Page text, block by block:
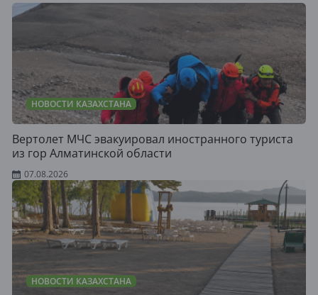
НОВОСТИ КАЗАХСТАНА
Вертолет МЧС эвакуировал иностранного туриста
из гор Алматинской области
07.08.2026
НОВОСТИ КАЗАХСТАНА